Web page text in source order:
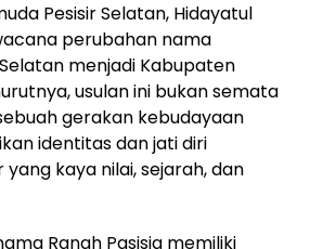
Pesisir Selatan, Hidayatul
perubahan nama
menjadi Kabupaten
usulan ini bukan semata
gerakan kebudayaan
identitas dan jati diri
kaya nilai, sejarah, dan
Ranah Pasisia memiliki